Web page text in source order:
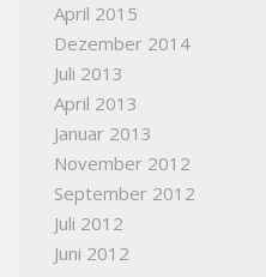
April 2015
Dezember 2014
Juli 2013
April 2013
Januar 2013
November 2012
September 2012
Juli 2012
Juni 2012